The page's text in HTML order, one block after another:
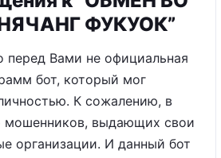
ФУКУОК”
перед Вами не официальная
бот, который мог
К сожалению, в
мошенников, выдающих свои
организации. И данный бот